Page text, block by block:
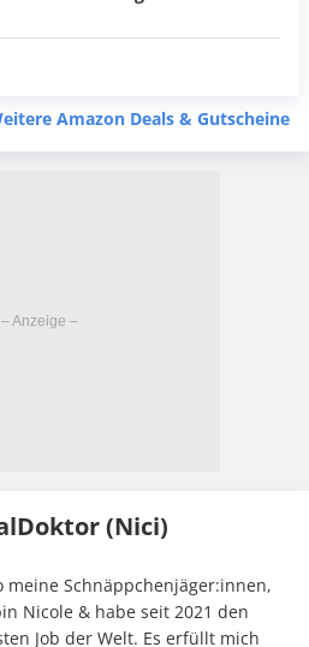
Amazon Deals & Gutscheine
(Nici)
meine Schnäppchenjäger:innen,
Nicole & habe seit 2021 den
Job der Welt. Es erfüllt mich